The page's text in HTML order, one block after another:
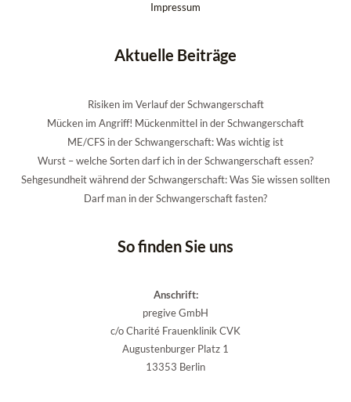
Impressum
Aktuelle Beiträge
Risiken im Verlauf der Schwangerschaft
Mücken im Angriff! Mückenmittel in der Schwangerschaft
ME/CFS in der Schwangerschaft: Was wichtig ist
Wurst – welche Sorten darf ich in der Schwangerschaft essen?
Sehgesundheit während der Schwangerschaft: Was Sie wissen sollten
Darf man in der Schwangerschaft fasten?
So finden Sie uns
Anschrift:
pregive GmbH
c/o Charité Frauenklinik CVK
Augustenburger Platz 1
13353 Berlin